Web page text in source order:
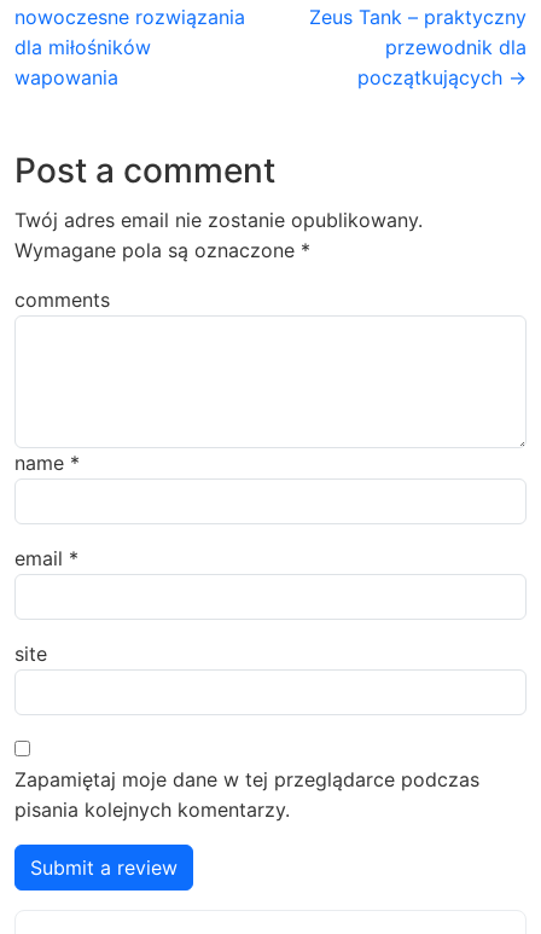
nowoczesne rozwiązania
dla miłośników
wapowania
Zeus Tank – praktyczny
przewodnik dla
początkujących →
Post a comment
Twój adres email nie zostanie opublikowany.
Wymagane pola są oznaczone *
comments
name *
email *
site
Zapamiętaj moje dane w tej przeglądarce podczas
pisania kolejnych komentarzy.
Submit a review